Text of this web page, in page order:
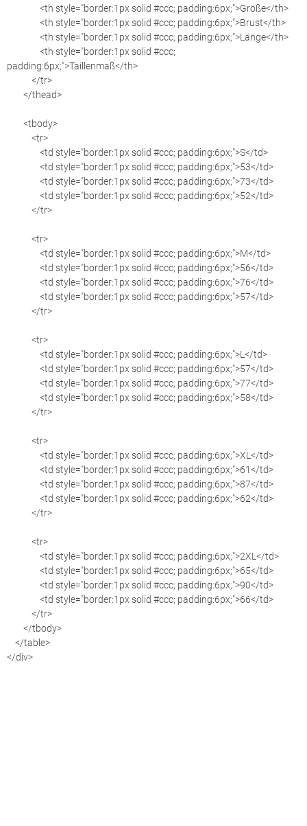
<th style="border:1px solid #ccc; padding:6px;">Größe</th>
<th style="border:1px solid #ccc; padding:6px;">Brust</th>
<th style="border:1px solid #ccc; padding:6px;">Länge</th>
<th style="border:1px solid #ccc;
padding:6px;">Taillenmaß</th>
</tr>
</thead>
<tbody>
<tr>
<td style="border:1px solid #ccc; padding:6px;">S</td>
<td style="border:1px solid #ccc; padding:6px;">53</td>
<td style="border:1px solid #ccc; padding:6px;">73</td>
<td style="border:1px solid #ccc; padding:6px;">52</td>
</tr>
<tr>
<td style="border:1px solid #ccc; padding:6px;">M</td>
<td style="border:1px solid #ccc; padding:6px;">56</td>
<td style="border:1px solid #ccc; padding:6px;">76</td>
<td style="border:1px solid #ccc; padding:6px;">57</td>
</tr>
<tr>
<td style="border:1px solid #ccc; padding:6px;">L</td>
<td style="border:1px solid #ccc; padding:6px;">57</td>
<td style="border:1px solid #ccc; padding:6px;">77</td>
<td style="border:1px solid #ccc; padding:6px;">58</td>
</tr>
<tr>
<td style="border:1px solid #ccc; padding:6px;">XL</td>
<td style="border:1px solid #ccc; padding:6px;">61</td>
<td style="border:1px solid #ccc; padding:6px;">87</td>
<td style="border:1px solid #ccc; padding:6px;">62</td>
</tr>
<tr>
<td style="border:1px solid #ccc; padding:6px;">2XL</td>
<td style="border:1px solid #ccc; padding:6px;">65</td>
<td style="border:1px solid #ccc; padding:6px;">90</td>
<td style="border:1px solid #ccc; padding:6px;">66</td>
</tr>
</tbody>
</table>
</div>